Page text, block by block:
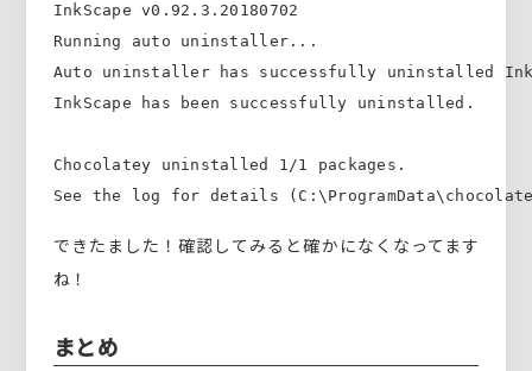
InkScape v0.92.3.20180702
Running auto uninstaller...
Auto uninstaller has successfully uninstalled
InkScape has been successfully uninstalled.
Chocolatey uninstalled 1/1 packages.
See the log for details
できたました！確認してみると確かになくなってます
ね！
まとめ